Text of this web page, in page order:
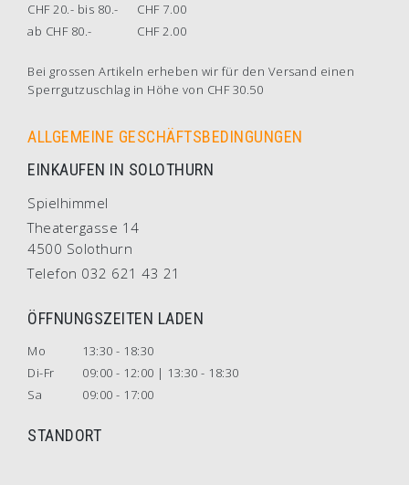
CHF 20.- bis 80.-
CHF 7.00
ab CHF 80.-
CHF 2.00
Bei grossen Artikeln erheben wir für den Versand einen
Sperrgutzuschlag in Höhe von CHF 30.50
ALLGEMEINE GESCHÄFTSBEDINGUNGEN
EINKAUFEN IN SOLOTHURN
Spielhimmel
Theatergasse 14
4500 Solothurn
Telefon 032 621 43 21
ÖFFNUNGSZEITEN LADEN
Mo
13:30 - 18:30
Di-Fr
09:00 - 12:00 | 13:30 - 18:30
Sa
09:00 - 17:00
STANDORT